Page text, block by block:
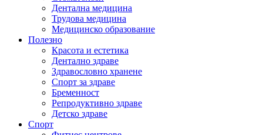
Дентална медицина
Трудова медицина
Медицинско образование
Полезно
Красота и естетика
Дентално здраве
Здравословно хранене
Спорт за здраве
Бременност
Репродуктивно здраве
Детско здраве
Спорт